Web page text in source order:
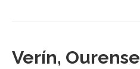
Verín, Ourense